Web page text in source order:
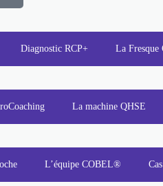
Diagnostic RCP+ La
La machine QHSE
L’équipe COBEL®